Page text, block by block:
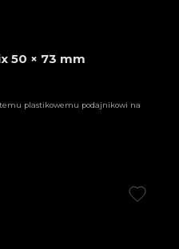
50 × 73 mm
plastikowemu podajnikowi na